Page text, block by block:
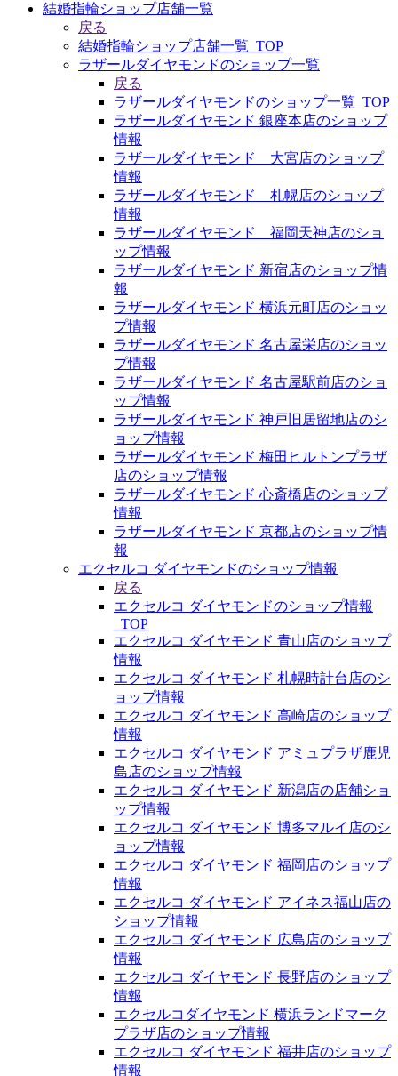
結婚指輪ショップ店舗一覧
戻る
結婚指輪ショップ店舗一覧_TOP
ラザールダイヤモンドのショップ一覧
戻る
ラザールダイヤモンドのショップ一覧_TOP
ラザールダイヤモンド 銀座本店のショップ
情報
ラザールダイヤモンド 大宮店のショップ
情報
ラザールダイヤモンド 札幌店のショップ
情報
ラザールダイヤモンド 福岡天神店のショ
ップ情報
ラザールダイヤモンド 新宿店のショップ情
報
ラザールダイヤモンド 横浜元町店のショッ
プ情報
ラザールダイヤモンド 名古屋栄店のショッ
プ情報
ラザールダイヤモンド 名古屋駅前店のショ
ップ情報
ラザールダイヤモンド 神戸旧居留地店のシ
ョップ情報
ラザールダイヤモンド 梅田ヒルトンプラザ
店のショップ情報
ラザールダイヤモンド 心斎橋店のショップ
情報
ラザールダイヤモンド 京都店のショップ情
報
エクセルコ ダイヤモンドのショップ情報
戻る
エクセルコ ダイヤモンドのショップ情報
_TOP
エクセルコ ダイヤモンド 青山店のショップ
情報
エクセルコ ダイヤモンド 札幌時計台店のシ
ョップ情報
エクセルコ ダイヤモンド 高崎店のショップ
情報
エクセルコ ダイヤモンド アミュプラザ鹿児
島店のショップ情報
エクセルコ ダイヤモンド 新潟店の店舗ショ
ップ情報
エクセルコ ダイヤモンド 博多マルイ店のシ
ョップ情報
エクセルコ ダイヤモンド 福岡店のショップ
情報
エクセルコ ダイヤモンド アイネス福山店の
ショップ情報
エクセルコ ダイヤモンド 広島店のショップ
情報
エクセルコ ダイヤモンド 長野店のショップ
情報
エクセルコダイヤモンド 横浜ランドマーク
プラザ店のショップ情報
エクセルコ ダイヤモンド 福井店のショップ
情報